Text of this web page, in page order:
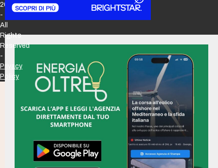
2026
-
All
Rights
Reserved
-
Privacy
Policy